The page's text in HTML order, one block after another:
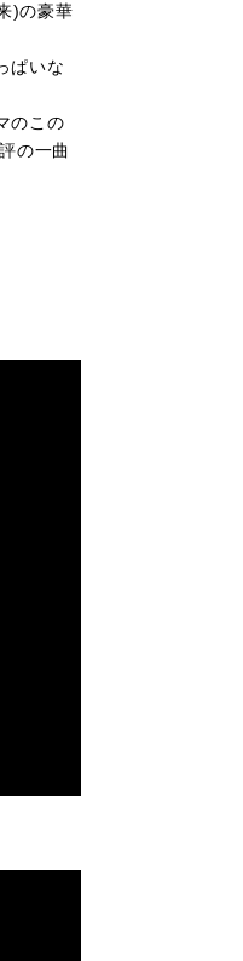
)の豪華
ぱいな
のこの
の一曲